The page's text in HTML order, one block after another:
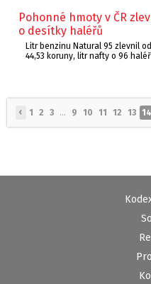
Pohonné hmoty v ČR
o desítky haléřů
Litr benzinu Natural 95 zlevnil
44,53 koruny, litr nafty o 96
‹ 1 2 3 ... 9 10 11 12 13 14